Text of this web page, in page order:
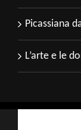
Picassiana
L’arte e le